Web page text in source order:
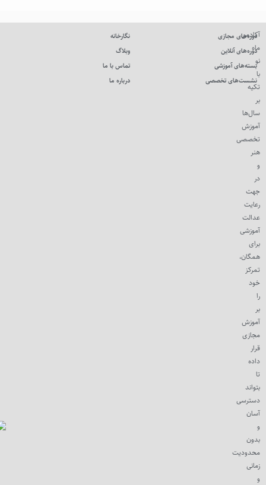
آکادمی
ماه
نو
با
تکیه
بر
سال‌ها
آموزش
تخصصی
هنر
و
در
جهت
رعایت
عدالت
آموزشی
برای
همگان،
تمرکز
خود
را
بر
آموزش
مجازی
قرار
داده
تا
بتواند
دسترسی
آسان
و
بدون
محدودیت
زمانی
و
دوره‌های مجازی
دوره‌های آنلاین
بسته‌های آموزشی
نشست‌های تخصصی
نگارخانه
وبلاگ
تماس با ما
درباره ما